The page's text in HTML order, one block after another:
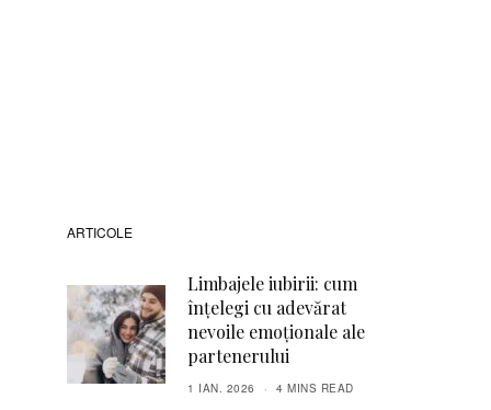
ARTICOLE
Limbajele iubirii: cum
înțelegi cu adevărat
nevoile emoționale ale
partenerului
1 IAN. 2026 4 MINS READ